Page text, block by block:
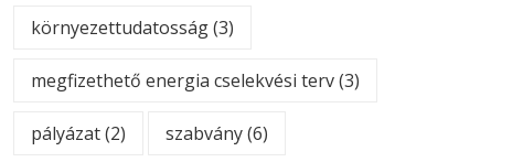
környezettudatosság(3)
megfizethető energia cselekvési terv(3)
pályázat(2) szabvány(6)